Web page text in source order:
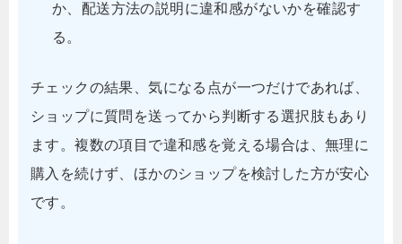
か、配送方法の説明に違和感がないかを確認す
る。
チェックの結果、気になる点が一つだけであれば、
ショップに質問を送ってから判断する選択肢もあり
ます。複数の項目で違和感を覚える場合は、無理に
購入を続けず、ほかのショップを検討した方が安心
です。